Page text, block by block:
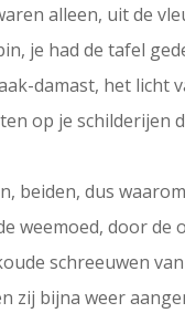
alleen, uit de
je had de tafel
damast, het licht
op je schilderijen
beiden, dus
weemoed, door de
schreeuwen
zij bijna weer